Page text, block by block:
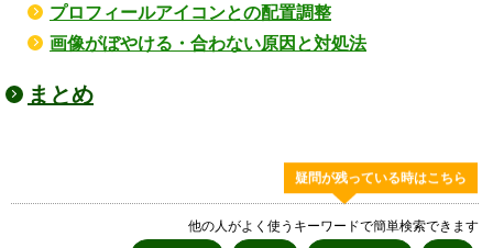
プロフィールアイコンとの配置調整
画像がぼやける・合わない原因と対処法
まとめ
疑問が残っている時はこちら
他の人がよく使うキーワードで簡単検索できます